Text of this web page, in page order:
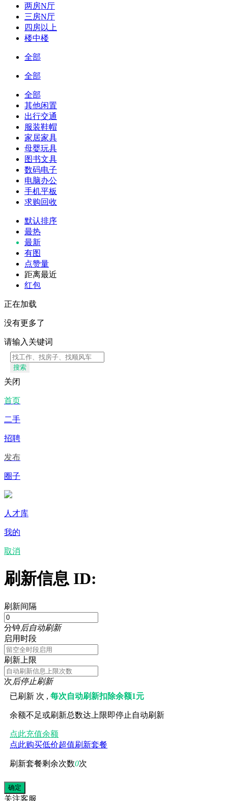
两房N厅
三房N厅
四房以上
楼中楼
全部
全部
全部
其他闲置
出行交通
服装鞋帽
家居家具
母婴玩具
图书文具
数码电子
电脑办公
手机平板
求购回收
默认排序
最热
最新
有图
点赞量
距离最近
红包
正在加载
没有更多了
请输入关键词
搜索
关闭
首页
二手
招聘
发布
圈子
人才库
我的
取消
刷新信息 ID:
刷新间隔
分钟后自动刷新
启用时段
刷新上限
次后停止刷新
已刷新 次 ,每次自动刷新扣除余额1元
余额不足或刷新总数达上限即停止自动刷新
点此充值余额
点此购买低价超值刷新套餐
刷新套餐剩余次数0次
关注客服